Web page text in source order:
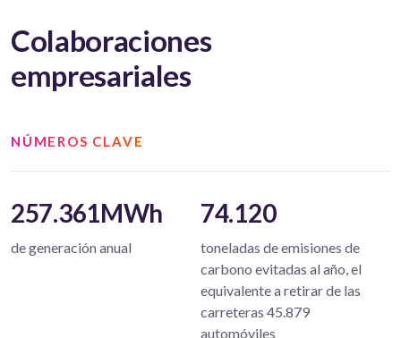
Colaboraciones
empresariales
NÚMEROS CLAVE
257.361MWh
de generación anual
74.120
toneladas de emisiones de
carbono evitadas al año, el
equivalente a retirar de las
carreteras 45.879
automóviles